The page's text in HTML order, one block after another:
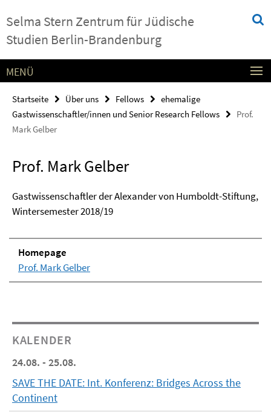
direkt
zu
Selma Stern Zentrum für Jüdische
Studien Berlin-Brandenburg
Service-
Navigation
MENÜ
Startseite Über uns Fellows
ehemalige
Gastwissenschaftler/innen und Senior Research Fellows
Prof.
Mark Gelber
Prof. Mark Gelber
Gastwissenschaftler der Alexander von Humboldt-Stiftung,
Wintersemester 2018/19
Homepage
Prof. Mark Gelber
KALENDER
24.08. - 25.08.
SAVE THE DATE: Int. Konferenz: Bridges Across the
Continent